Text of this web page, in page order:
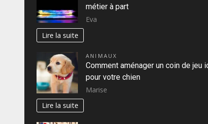
métier à part
Eva
Lire la suite
ANIMAUX
Comment aménager un coin de jeu
pour votre chien
Marise
Lire la suite